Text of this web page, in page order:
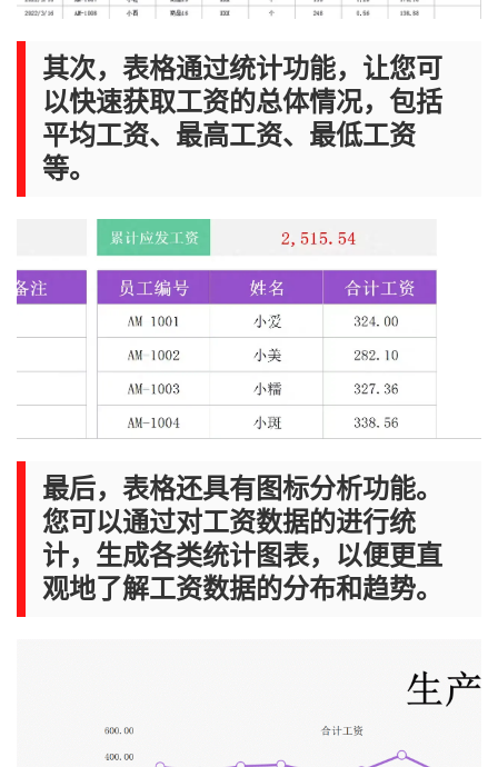
其次，表格通过统计功能，让您可
以快速获取工资的总体情况，包括
平均工资、最高工资、最低工资
等。
最后，表格还具有图标分析功能。
您可以通过对工资数据的进行统
计，生成各类统计图表，以便更直
观地了解工资数据的分布和趋势。